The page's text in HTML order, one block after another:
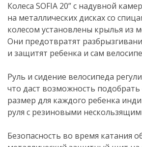
Колеса SOFIA 20” с надувной
на металлических дисках со
колесом установлены крылья из
Они предотвратят
и защитят ребенка и сам
Руль и сидение велосипеда
что даст возможность
размер для каждого ребенка
руля с резиновыми
Безопасность во время катания